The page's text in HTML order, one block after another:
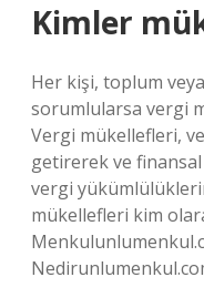
Kimler
Her kişi, toplum
sorumlularsa vergi
Vergi mükellefleri,
getirerek ve
vergi
mükellefleri kim